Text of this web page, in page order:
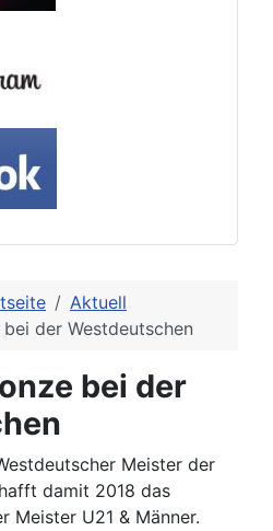
Aktuell
der Westdeutschen
bei der
Meister der
damit 2018 das
Meister U21 & Männer.